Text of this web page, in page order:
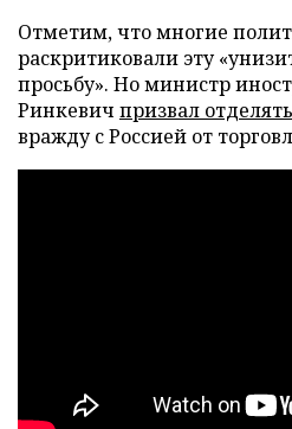
Отметим, что многие
раскритиковали эту
просьбу». Но министр
Ринкевич призвал отделять
вражду с Россией от